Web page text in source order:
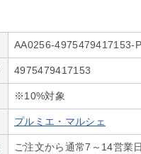
AA0256-4975479417153-P
4975479417153
※10%対象
プルミエ・マルシェ
ご注文から通常7～14営業